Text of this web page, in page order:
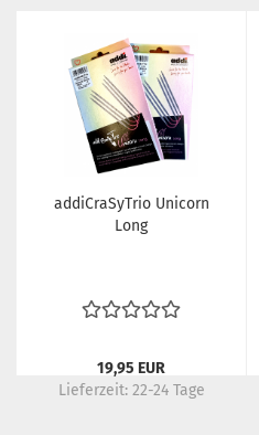
addiCraSyTrio Unicorn
Long
19,95 EUR
Lieferzeit: 22-24 Tage